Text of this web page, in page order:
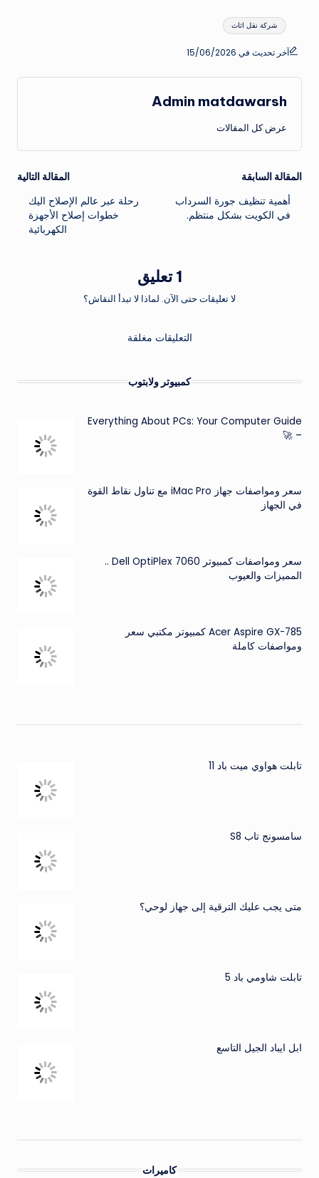
العلامات:شركة نقل اثاث
آخر تحديث في 15/06/2026
Admin matdawarsh
عرض كل المقالات
تصفّح
المقالات
المقالة السابقة
أهمية تنظيف جورة السرداب
في الكويت بشكل منتظم.
المقالة التالية
رحلة عبر عالم الإصلاح اليك
خطوات إصلاح الأجهزة
الكهربائية
1 تعليق
لا تعليقات حتى الآن. لماذا لا تبدأ النقاش؟
التعليقات مغلقة
كمبيوتر ولابتوب
Everything About PCs: Your Computer Guide
– 🚀
سعر ومواصفات جهاز iMac Pro مع تناول نقاط القوة
في الجهاز
سعر ومواصفات كمبيوتر Dell OptiPlex 7060 ..
المميزات والعيوب
Acer Aspire GX-785 كمبيوتر مكتبي سعر
ومواصفات كاملة
تابلت هواوي ميت باد 11
سامسونج تاب S8
متى يجب عليك الترقية إلى جهاز لوحي؟
تابلت شاومي باد 5
ابل ايباد الجيل التاسع
كاميرات